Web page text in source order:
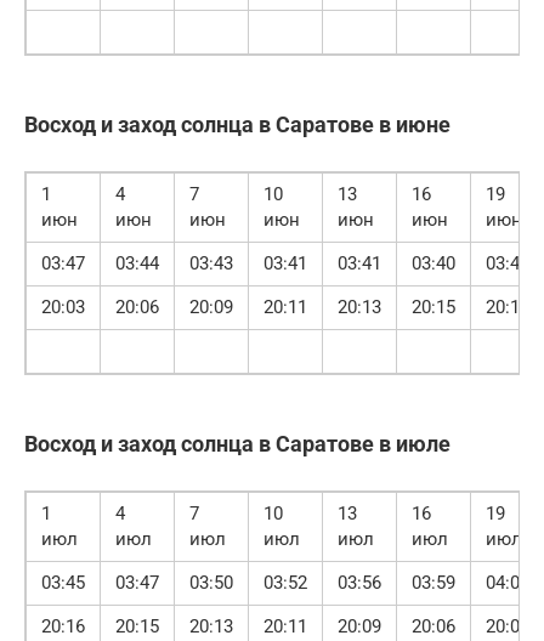
Восход и заход солнца в Саратове в июне
1
июн
4
июн
7
июн
10
июн
13
июн
16
июн
19
июн
03:47
03:44 03:43 03:41 03:41 03:40
03:40
20:03
20:06 20:09 20:11 20:13 20:15 20:16
Восход и заход солнца в Саратове в июле
1
июл
4
июл
7
июл
10
июл
13
июл
16
июл
19
июл
03:45
03:47 03:50 03:52 03:56 03:59
04:03
20:16
20:15 20:13 20:11 20:09 20:06 20:03